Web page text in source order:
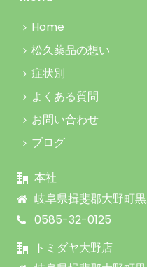
Home
松久薬品の想い
症状別
よくある質問
お問い合わせ
ブログ
本社
岐阜県揖斐郡大野町
0585-32-0125
トミダヤ大野店